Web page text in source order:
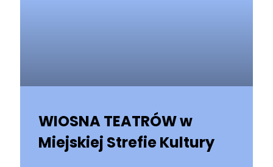
WIOSNA TEATRÓW w
Miejskiej Strefie Kultury